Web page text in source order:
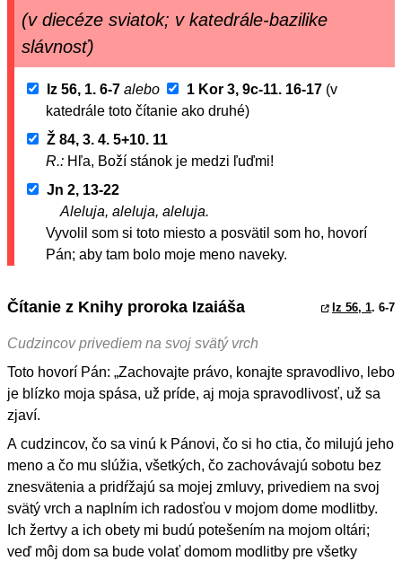
(v diecéze sviatok; v katedrále-bazilike
slávnosť)
Iz 56, 1. 6-7 alebo 1 Kor 3, 9c-11. 16-17 (v
katedrále toto čítanie ako druhé)
Ž 84, 3. 4. 5+10. 11
R.: Hľa, Boží stánok je medzi ľuďmi!
Jn 2, 13-22
Aleluja, aleluja, aleluja.
Vyvolil som si toto miesto a posvätil som ho, hovorí
Pán; aby tam bolo moje meno naveky.
Čítanie z Knihy proroka Izaiáša Iz 56, 1. 6-7
Cudzincov privediem na svoj svätý vrch
Toto hovorí Pán: „Zachovajte právo, konajte spravodlivo, lebo
je blízko moja spása, už príde, aj moja spravodlivosť, už sa
zjaví.
A cudzincov, čo sa vinú k Pánovi, čo si ho ctia, čo milujú jeho
meno a čo mu slúžia, všetkých, čo zachovávajú sobotu bez
znesvätenia a pridŕžajú sa mojej zmluvy, privediem na svoj
svätý vrch a naplním ich radosťou v mojom dome modlitby.
Ich žertvy a ich obety mi budú potešením na mojom oltári;
veď môj dom sa bude volať domom modlitby pre všetky